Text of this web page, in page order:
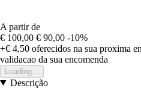
A partir de
€ 100,00 € 90,00 -10%
+€ 4,50 oferecidos na sua proxima
validacao da sua encomenda
Loading...
Descrição